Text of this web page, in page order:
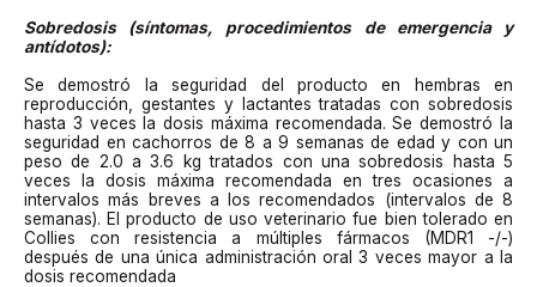
Sobredosis (síntomas, procedimientos de emergencia y
antídotos):
Se demostró la seguridad del producto en hembras en
reproducción, gestantes y lactantes tratadas con sobredosis
hasta 3 veces la dosis máxima recomendada. Se demostró la
seguridad en cachorros de 8 a 9 semanas de edad y con un
peso de 2.0 a 3.6 kg tratados con una sobredosis hasta 5
veces la dosis máxima recomendada en tres ocasiones a
intervalos más breves a los recomendados (intervalos de 8
semanas). El producto de uso veterinario fue bien tolerado en
Collies con resistencia a múltiples fármacos (MDR1 -/-)
después de una única administración oral 3 veces mayor a la
dosis recomendada